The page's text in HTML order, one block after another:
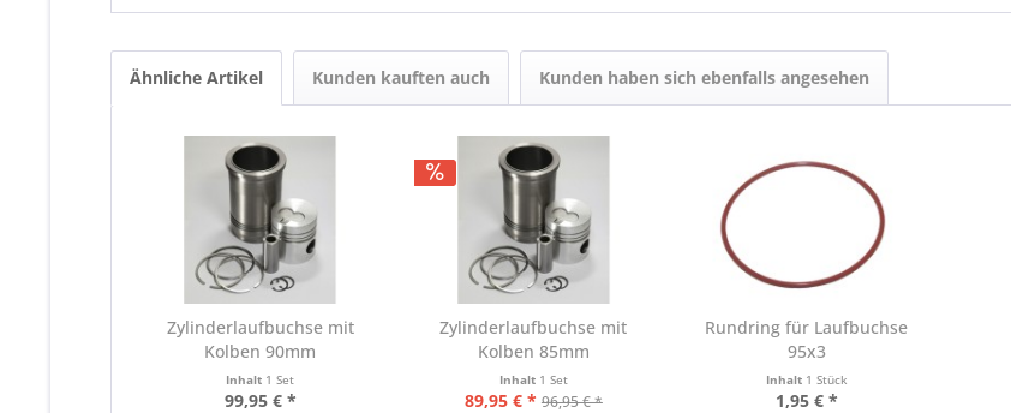
Ähnliche Artikel Kunden kauften auch Kunden haben sich ebenfalls angesehen
Zylinderlaufbuchse mit
Kolben 90mm
Inhalt 1 Set
99,95 € *
Zylinderlaufbuchse mit
Kolben 85mm
Inhalt 1 Set
89,95 € * 96,95 € *
Rundring für Laufbuchse
95x3
Inhalt 1 Stück
1,95 € *